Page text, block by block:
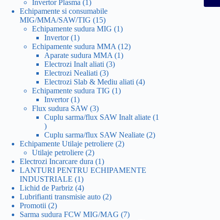
Invertor Plasma 11
produs
Echipamente si consumabile
MIG/MMA/SAW/TIG
1515
produse
Echipamente sudura MIG 11
Invertor 11
produs
Echipamente sudura MMA 1212
Aparate sudura MMA 11
Electrozi Inalt aliati 33
Electrozi Nealiati 33
produse
Electrozi Slab & Mediu aliati 44
Echipamente sudura TIG 11
Invertor 11
produs
Flux sudura SAW 33
produse
Cuplu sarma/flux SAW Inalt aliate 1
1
produs
Cuplu sarma/flux SAW Nealiate 22
Echipamente Utilaje petroliere 22
Utilaje petroliere 22
produse
Electrozi Incarcare dura 11
produs
LANTURI PENTRU ECHIPAMENTE
INDUSTRIALE
11
produs
Lichid de Parbriz 44
produse
Lubrifianti transmisie auto 22
Promotii 22
produse
Sarma sudura FCW MIG/MAG 77